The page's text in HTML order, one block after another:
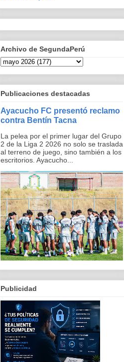
Archivo de SegundaPerú
Publicaciones destacadas
Ayacucho FC presentó reclamo
contra Bentín Tacna
La pelea por el primer lugar del Grupo
2 de la Liga 2 2026 no solo se traslada
al terreno de juego, sino también a los
escritorios. Ayacucho...
Publicidad